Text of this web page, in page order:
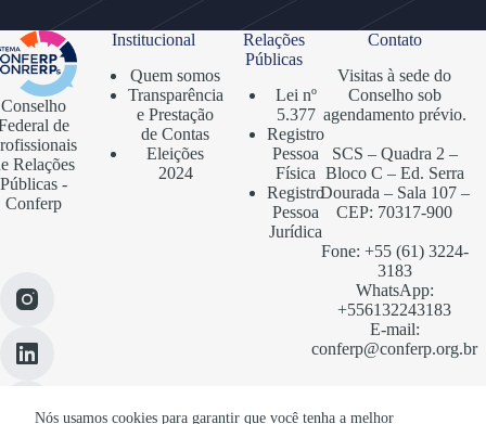
Nós usamos cookies para garantir que você tenha a melhor
Conselho
de
Relações
Públicas -
Conferp
Institucional
Quem somos
Transparência
e Prestação
de Contas
Eleições
2024
Relações
Públicas
Lei nº
5.377
Registro
Pessoa
Física
Registro
Pessoa
Jurídica
Contato
Visitas à sede do
Conselho sob
agendamento prévio.
SCS – Quadra 2 –
Bloco C – Ed. Serra
Dourada – Sala 107 –
CEP: 70317-900
Fone: +55 (61) 3224-
3183
WhatsApp:
+556132243183
E-mail:
conferp@conferp.org.br